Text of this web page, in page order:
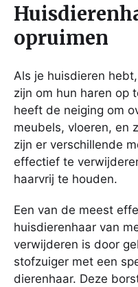
opruimen
Als je huisdieren
zijn om hun haren op
heeft de neiging om
meubels, vloeren, en
zijn er verschillende
effectief te
haarvrij te houden.
Een van de meest
huisdierenhaar van
verwijderen is door
stofzuiger met een
dierenhaar. Deze